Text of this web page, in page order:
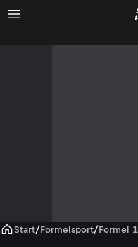
Start/Formelsport/Formel 1